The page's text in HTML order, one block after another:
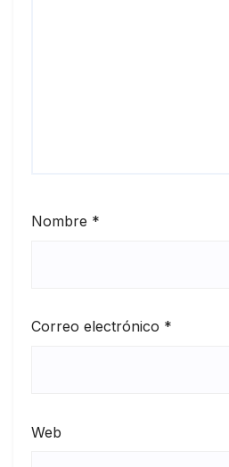
Nombre *
Correo electrónico *
Web